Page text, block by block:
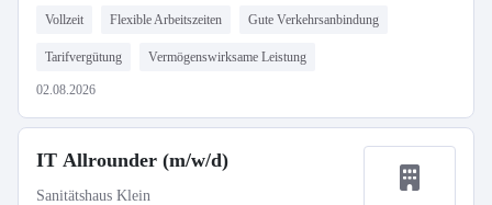
Vollzeit Flexible Arbeitszeiten Gute Verkehrsanbindung
Tarifvergütung Vermögenswirksame Leistung
02.08.2026
IT Allrounder (m/w/d)
Sanitätshaus Klein